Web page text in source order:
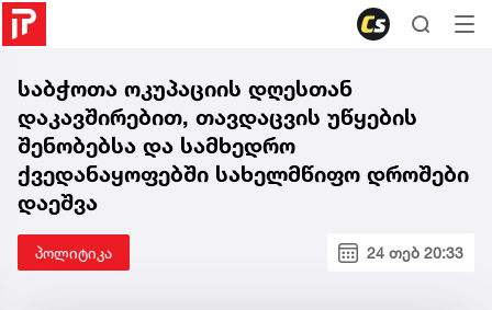
საბჭოთა ოკუპაციის დღესთან
დაკავშირებით, თავდაცვის უწყების
შენობებსა და სამხედრო
ქვედანაყოფებში სახელმწიფო დროშები
დაეშვა
პოლიტიკა 24 თებ 20:33